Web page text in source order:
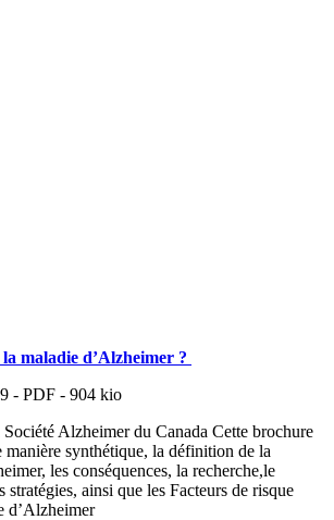
la maladie d’Alzheimer ?
- PDF - 904 kio
Alzheimer du Canada Cette brochure
manière synthétique, la définition de la
les conséquences, la recherche,le
stratégies, ainsi que les Facteurs de risque
d’Alzheimer